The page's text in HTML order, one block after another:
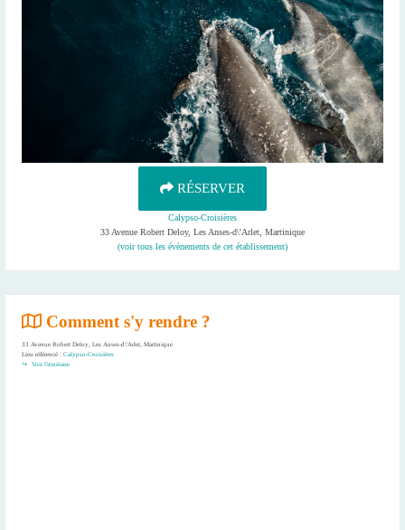
RÉSERVER
Calypso-Croisières
33 Avenue Robert Deloy, Les Anses-d\'Arlet, Martinique
(voir tous les évènements de cet établissement)
Comment s'y rendre ?
33 Avenue Robert Deloy, Les Anses-d\'Arlet, Martinique
Lieu référencé : Calypso-Croisières
Voir l'itinéraire